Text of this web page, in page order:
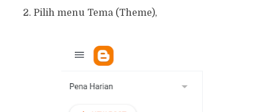
2. Pilih menu Tema (Theme),